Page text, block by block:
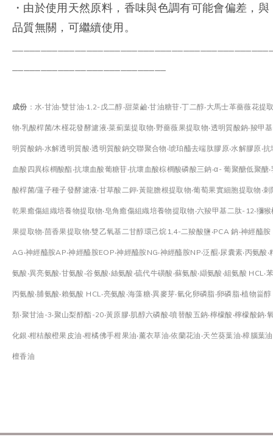
・由於使用天然原料，香味與色調有可能會偏差，與
品質無關，可繼續使用。
成份 ：水‧甘油‧雙甘油‧1,2-戊二醇‧甜菜鹼‧甘油糖苷‧丁二醇‧大馬士革薔薇花提
物‧乳酸桿菌/木槿花發酵濾液‧菜薊葉提取物‧野薔薇果提取物‧透明質酸鈉‧羧甲
明質酸鈉‧水解透明質酸‧透明質酸鈉交聯聚合物‧琥珀醯去端肽膠原‧水解膠原‧抗
血酸四異棕櫚酸酯‧抗壞血酸葡糖苷‧抗壞血酸棕櫚酸磷酸三鈉‧α- 葡聚醣低聚醣‧
酸桿菌/蓮子種子發酵濾液‧甘草酸二鉀‧黃龍膽根提取物‧葡萄果實細胞提取物‧刺
乾果癒傷組織培養物提取物‧皂角癒傷組織培養物提取物‧六羧甲基二肽-12‧獼猴
果提取物‧茴香果提取物‧雙乙氧基二甘醇環己烷1,4-二羧酸鹽‧PCA 鈉‧神經醯胺
AG‧神經醯胺AP‧神經醯胺EOP‧神經醯胺NG‧神經醯胺NP‧泛醌‧尿囊素‧丙氨酸‧
氨酸‧異亮氨酸‧甘氨酸‧谷氨酸‧絲氨酸‧硫代牛磺酸‧蘇氨酸‧纈氨酸‧組氨酸 HCL‧
丙氨酸‧脯氨酸‧賴氨酸 HCL‧亮氨酸‧海藻糖‧異麥芽‧氫化卵磷脂‧卵磷脂‧植物甾醇
類‧聚甘油-3‧聚山梨醇酯-20‧黃原膠‧肌醇六磷酸‧噴替酸五鈉‧檸檬酸‧檸檬酸鈉‧
化銀‧柑桔酸橙果皮油‧柑橘佛手柑果油‧薰衣草油‧依蘭花油‧天竺葵葉油‧樟腦葉油
檀香油